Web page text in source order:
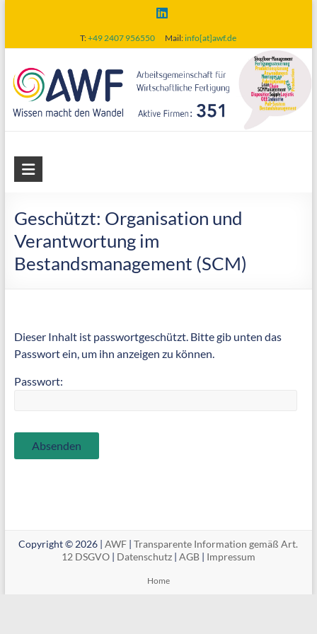
content
T:+49 2407 956550 Mail:info[at]awf.de
AWF
wirtschaftliche
Fertigung
Geschützt: Organisation und
Verantwortung im
Bestandsmanagement (SCM)
Dieser Inhalt ist passwortgeschützt. Bitte gib unten das
Passwort ein, um ihn anzeigen zu können.
Passwort:
Copyright © 2026 |AWF |Transparente Information gemäß Art.
12 DSGVO| Datenschutz| AGB| Impressum
Home